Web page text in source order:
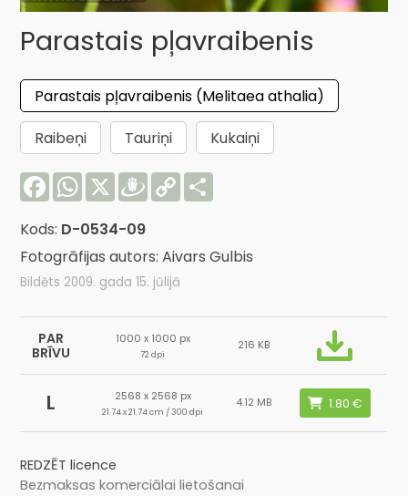
Parastais pļavraibenis
Parastais pļavraibenis (Melitaea athalia)
Raibeņi
Tauriņi
Kukaiņi
FacebookWhatsApp
X Draugiem
Copy
Link
Kods: D-0534-09
Fotogrāfijas autors: Aivars Gulbis
Bildēts 2009. gada 15. jūlijā
PAR
BRĪVU
1000 x 1000 px
72 dpi
216 KB
L 2568 x 2568 px
21.74 x 21.74 cm / 300 dpi
4.12 MB
REDZĒT licence
Bezmaksas komerciālai lietošanai